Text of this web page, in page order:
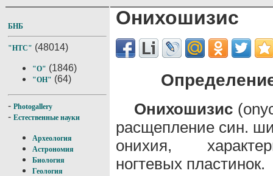
БНБ
"НТС" (48014)
"О" (1846)
"ОН" (64)
- Photogallery
- Естественные науки
Археология
Астрономия
Биология
Геология
Онихошизис
Онихошизис
расщепление син.
онихия,
ногтевых пластинок.